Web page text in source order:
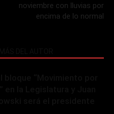
noviembre con lluvias por
encima de lo normal